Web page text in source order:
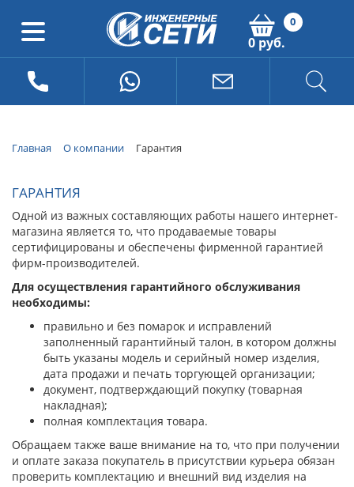
0
0 руб.
Главная О компании Гарантия
ГАРАНТИЯ
Одной из важных составляющих работы нашего интернет-
магазина является то, что продаваемые товары
сертифицированы и обеспечены фирменной гарантией
фирм-производителей.
Для осуществления гарантийного обслуживания
необходимы:
правильно и без помарок и исправлений
заполненный гарантийный талон, в котором должны
быть указаны модель и серийный номер изделия,
дата продажи и печать торгующей организации;
документ, подтверждающий покупку (товарная
накладная);
полная комплектация товара.
Обращаем также ваше внимание на то, что при получении
и оплате заказа покупатель в присутствии курьера обязан
проверить комплектацию и внешний вид изделия на